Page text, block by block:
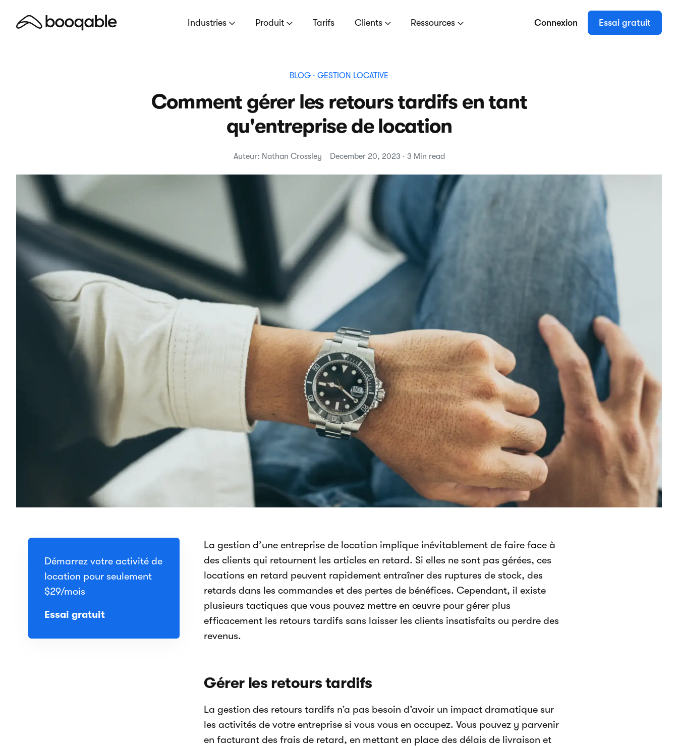
Industries Produit Tarifs Clients Ressources Connexion Essai gratuit
BLOG · GESTION LOCATIVE
Comment gérer les retours tardifs en tant
qu'entreprise de location
Auteur: Nathan Crossley December 20, 2023 · 3 Min read
Démarrez votre activité de
location pour seulement
$29/mois
Essai gratuit
La gestion d’une entreprise de location implique inévitablement de faire face à
des clients qui retournent les articles en retard. Si elles ne sont pas gérées, ces
locations en retard peuvent rapidement entraîner des ruptures de stock, des
retards dans les commandes et des pertes de bénéfices. Cependant, il existe
plusieurs tactiques que vous pouvez mettre en œuvre pour gérer plus
efficacement les retours tardifs sans laisser les clients insatisfaits ou perdre des
revenus.
Gérer les retours tardifs
La gestion des retours tardifs n’a pas besoin d’avoir un impact dramatique sur
les activités de votre entreprise si vous vous en occupez. Vous pouvez y parvenir
en facturant des frais de retard, en mettant en place des délais de livraison et